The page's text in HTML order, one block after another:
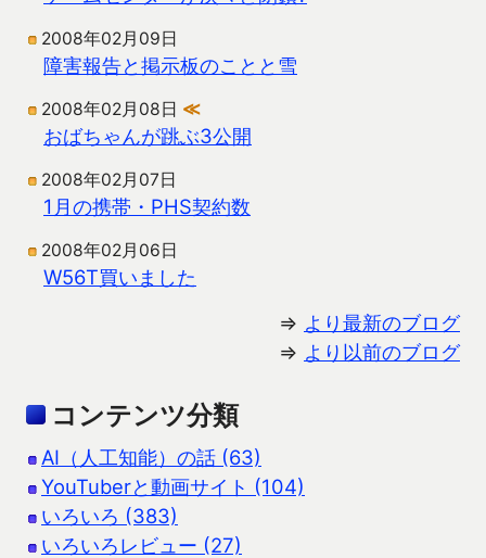
2008年02月09日
障害報告と掲示板のことと雪
2008年02月08日 ≪
おばちゃんが跳ぶ3公開
2008年02月07日
1月の携帯・PHS契約数
2008年02月06日
W56T買いました
⇒ より最新のブログ
⇒ より以前のブログ
コンテンツ分類
AI（人工知能）の話 (63)
YouTuberと動画サイト (104)
いろいろ (383)
いろいろレビュー (27)